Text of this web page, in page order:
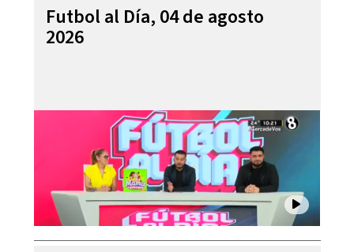
Futbol al Día, 04 de agosto
2026